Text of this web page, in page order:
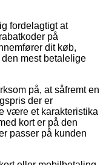
fordelagtigt at
på
dit køb,
mest betalelige
på, at såfremt en
der er
være et karakteristika
kort er på den
passer på kunden